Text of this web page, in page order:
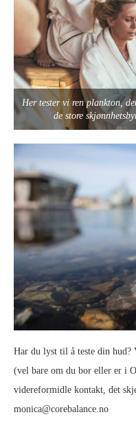
Her tester vi ren plankton,
de store
Har du lyst til å teste din hud?
(vel bare om du bor eller er i
videreformidle kontakt, det
monica@corebalance.no